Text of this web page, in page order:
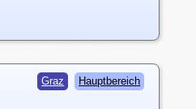
Graz Hauptbereich